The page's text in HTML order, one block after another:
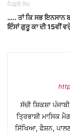
ਪਿਛਲੇ ਲੇਖ
….. ਤਾਂ ਕਿ ਸਭ ਇਨਸਾਨ
ਇੰਸਾਂ ਗੁਰੂ ਕਾ ਦੀ 15ਵੀਂ
ਸੱਚੀ ਸ਼ਿਕਸ਼ਾ
ਤ੍ਰਿਭਾਸ਼ੀ ਮਾਸਿਕ
ਸਿੱਖਿਆ, ਫੈਸ਼ਨ,